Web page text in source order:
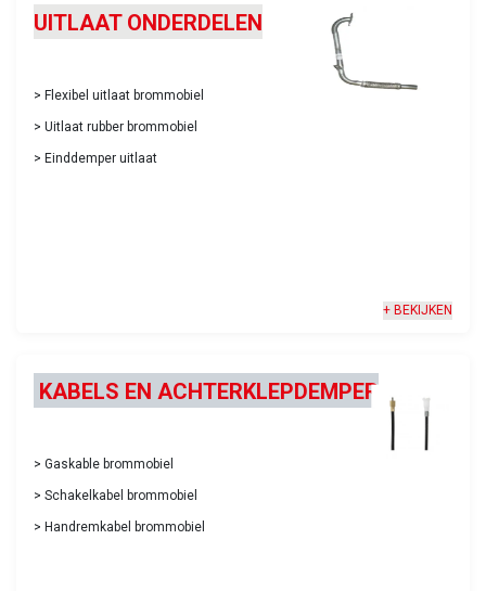
UITLAAT ONDERDELEN
> Flexibel uitlaat brommobiel
> Uitlaat rubber brommobiel
> Einddemper uitlaat
+ BEKIJKEN
KABELS EN ACHTERKLEPDEMPER
> Gaskable brommobiel
> Schakelkabel brommobiel
> Handremkabel brommobiel